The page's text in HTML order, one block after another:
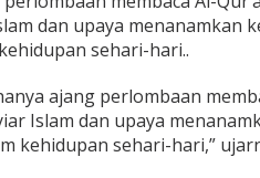
dan upaya menanamkan
sehari-hari..
ajang perlombaan
Islam dan upaya
kehidupan sehari-hari,”